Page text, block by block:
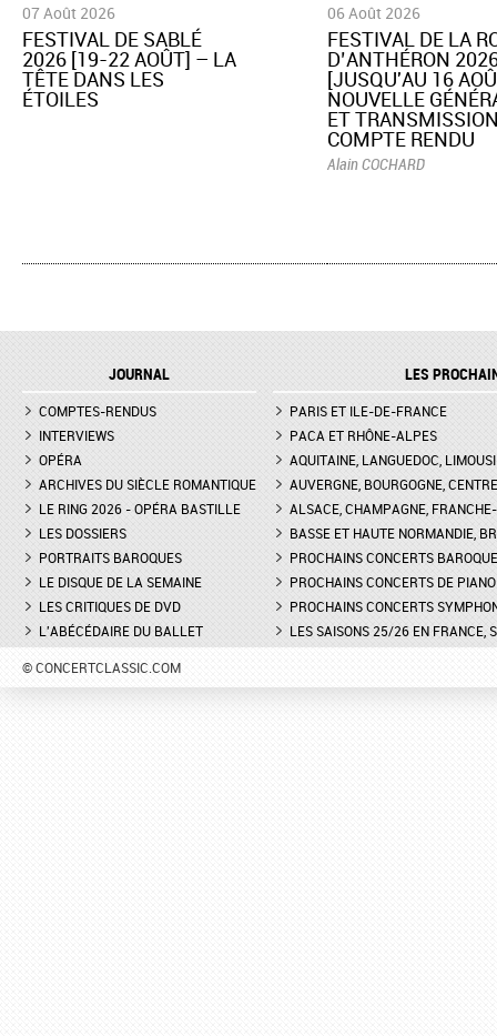
07 Août 2026
​FESTIVAL DE SABLÉ
2026 [19-22 AOÛT] – LA
TÊTE DANS LES
ÉTOILES
06 Août 2026
​FESTIVAL DE LA
D’ANTHÉRON
[JUSQU'AU 16
NOUVELLE
ET
COMPTE RENDU
Alain COCHARD
JOURNAL
COMPTES-RENDUS
INTERVIEWS
OPÉRA
ARCHIVES DU SIÈCLE ROMANTIQUE
LE RING 2026 - OPÉRA BASTILLE
LES DOSSIERS
PORTRAITS BAROQUES
LE DISQUE DE LA SEMAINE
LES CRITIQUES DE DVD
L'ABÉCÉDAIRE DU BALLET
LES
PARIS ET ILE-DE-FRANCE
PACA ET RHÔNE-ALPES
AQUITAINE, LANGUEDOC,
AUVERGNE, BOURGOGNE, CENTRE
ALSACE, CHAMPAGNE,
BASSE ET HAUTE NORMANDIE,
PROCHAINS CONCERTS
PROCHAINS CONCERTS DE PIANO
PROCHAINS CONCERTS
LES SAISONS 25/26 EN FRANCE,
© CONCERTCLASSIC.COM